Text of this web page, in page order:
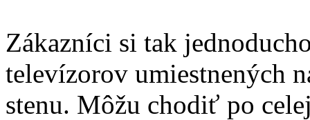
Zákazníci si tak
televízorov umiestnených
stenu. Môžu chodiť po